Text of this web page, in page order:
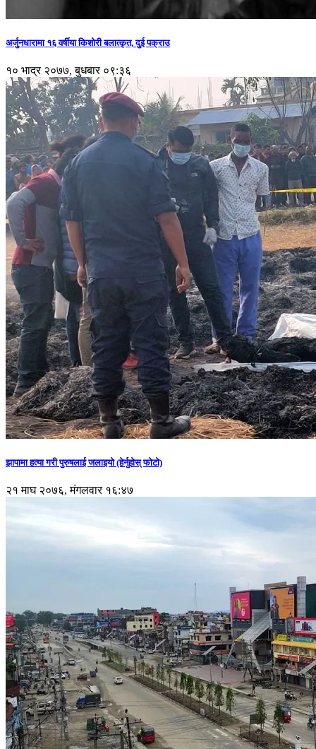
अर्जुनधारामा १६ वर्षीया किशोरी बलात्कृत, दुई पक्राउ
१० भाद्र २०७७, बुधबार ०९:३६
झापामा हत्या गरी पुरुषलाई जलाइयो (हेर्नुहाेस् फाेटाे)
२१ माघ २०७६, मंगलवार १६:४७